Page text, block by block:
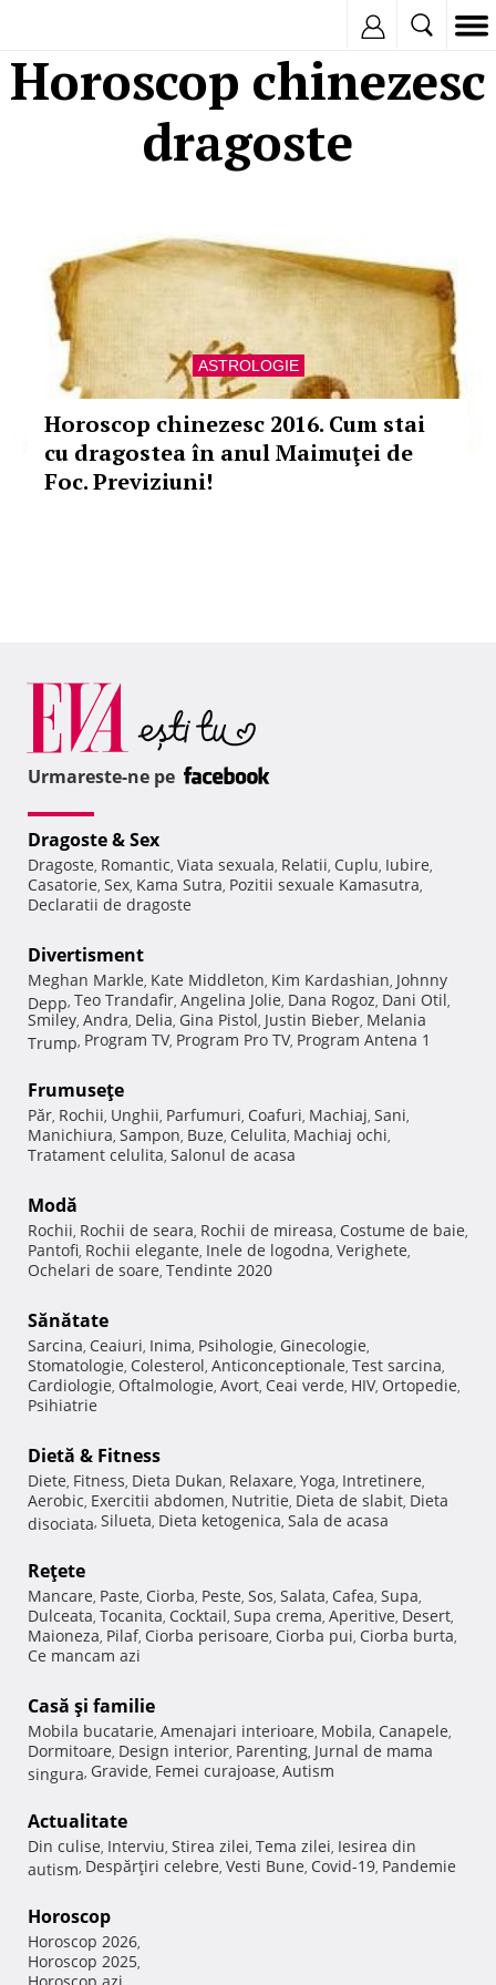
Horoscop chinezesc
dragoste
ASTROLOGIE
Horoscop chinezesc 2016. Cum stai
cu dragostea în anul Maimuţei de
Foc. Previziuni!
Urmareste-ne pe
Dragoste & Sex
Dragoste, Romantic, Viata sexuala, Relatii, Cuplu, Iubire,
Casatorie, Sex, Kama Sutra, Pozitii sexuale Kamasutra,
Declaratii de dragoste
Divertisment
Meghan Markle, Kate Middleton, Kim Kardashian, Johnny
Depp, Teo Trandafir, Angelina Jolie, Dana Rogoz, Dani Otil,
Smiley, Andra, Delia, Gina Pistol, Justin Bieber, Melania
Trump, Program TV, Program Pro TV, Program Antena 1
Frumuseţe
Păr, Rochii, Unghii, Parfumuri, Coafuri, Machiaj, Sani,
Manichiura, Sampon, Buze, Celulita, Machiaj ochi,
Tratament celulita, Salonul de acasa
Modă
Rochii, Rochii de seara, Rochii de mireasa, Costume de baie,
Pantofi, Rochii elegante, Inele de logodna, Verighete,
Ochelari de soare, Tendinte 2020
Sănătate
Sarcina, Ceaiuri, Inima, Psihologie, Ginecologie,
Stomatologie, Colesterol, Anticonceptionale, Test sarcina,
Cardiologie, Oftalmologie, Avort, Ceai verde, HIV, Ortopedie,
Psihiatrie
Dietă & Fitness
Diete, Fitness, Dieta Dukan, Relaxare, Yoga, Intretinere,
Aerobic, Exercitii abdomen, Nutritie, Dieta de slabit, Dieta
disociata, Silueta, Dieta ketogenica, Sala de acasa
Reţete
Mancare, Paste, Ciorba, Peste, Sos, Salata, Cafea, Supa,
Dulceata, Tocanita, Cocktail, Supa crema, Aperitive, Desert,
Maioneza, Pilaf, Ciorba perisoare, Ciorba pui, Ciorba burta,
Ce mancam azi
Casă şi familie
Mobila bucatarie, Amenajari interioare, Mobila, Canapele,
Dormitoare, Design interior, Parenting, Jurnal de mama
singura, Gravide, Femei curajoase, Autism
Actualitate
Din culise, Interviu, Stirea zilei, Tema zilei, Iesirea din
autism, Despărţiri celebre, Vesti Bune, Covid-19, Pandemie
Horoscop
Horoscop 2026,
Horoscop 2025,